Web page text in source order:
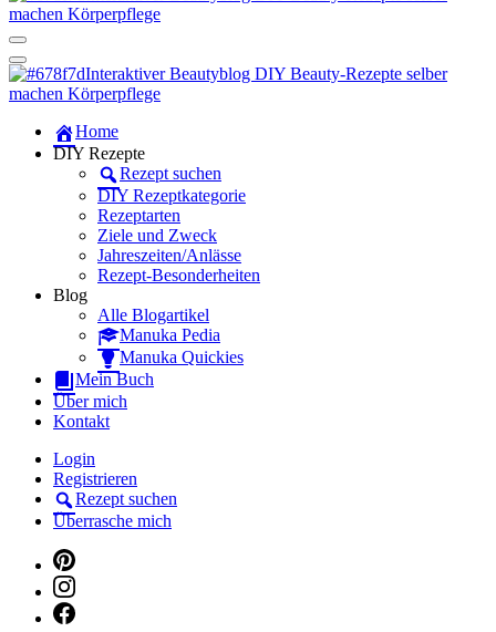
Manuka Magic – Natürlich schön:
Dein interaktiver DIY Beautyblog
Manuka Magic – Natürlich schön:
Dein interaktiver DIY Beautyblog
Dein persönlicher interaktiver DIY Beautyblog
Home
DIY Rezepte
Rezept suchen
DIY Rezeptkategorie
Rezeptarten
Ziele und Zweck
Jahreszeiten/Anlässe
Rezept-Besonderheiten
Blog
Alle Blogartikel
Manuka Pedia
Manuka Quickies
Mein Buch
Über mich
Kontakt
Login
Registrieren
Rezept suchen
Überrasche mich